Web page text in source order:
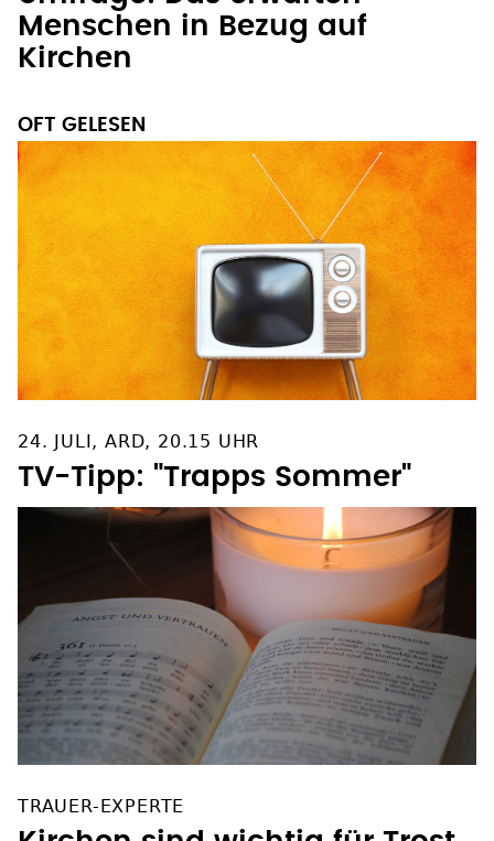
Umfrage: Das erwarten
Menschen in Bezug auf
OFT GELESEN
24. JULI, ARD, 20.15 UHR
TV-Tipp: "Trapps Sommer"
TRAUER-EXPERTE